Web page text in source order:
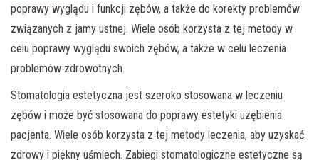
poprawy wyglądu i funkcji zębów, a także do korekty problemów
związanych z jamy ustnej. Wiele osób korzysta z tej metody w
celu poprawy wyglądu swoich zębów, a także w celu leczenia
problemów zdrowotnych.
Stomatologia estetyczna jest szeroko stosowana w leczeniu
zębów i może być stosowana do poprawy estetyki uzębienia
pacjenta. Wiele osób korzysta z tej metody leczenia, aby uzyskać
zdrowy i piękny uśmiech. Zabiegi stomatologiczne estetyczne są